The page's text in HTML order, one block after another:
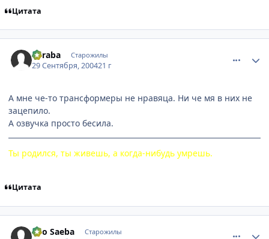
Цитата
Suraba Старожилы
29 Сентября, 200421 г
А мне че-то трансформеры не нравяца. Ни че мя в них не
зацепило.
А озвучка просто бесила.
Ты родился, ты живешь, а когда-нибудь умрешь.
Цитата
Ryo Saeba Старожилы